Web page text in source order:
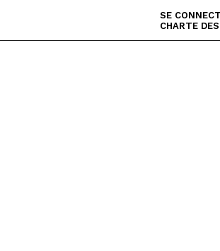
SE
CHARTE